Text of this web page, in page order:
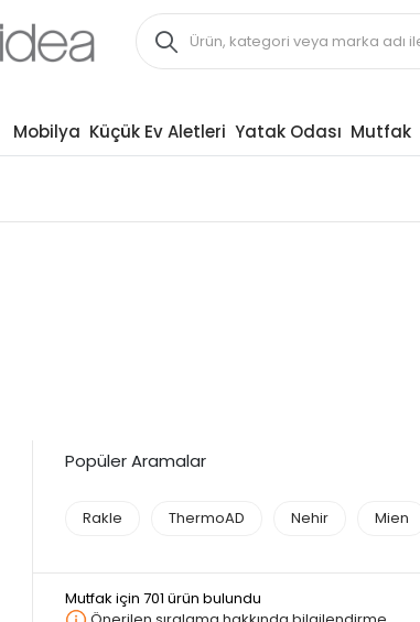
Mobilya Küçük Ev Aletleri Yatak Odası Mutfak
Popüler Aramalar
Rakle ThermoAD Nehir Mien
Mutfak için 701 ürün bulundu